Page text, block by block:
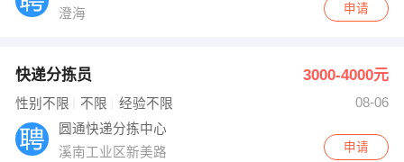
澄海
申请
快递分拣员 3000-4000元
性别不限 不限 经验不限
08-06
圆通快递分拣中心
溪南工业区新美路
申请